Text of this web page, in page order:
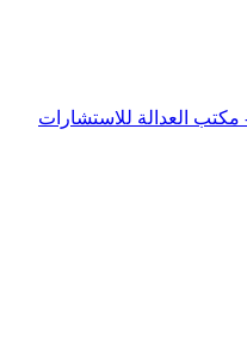
العدالة للاستشارات